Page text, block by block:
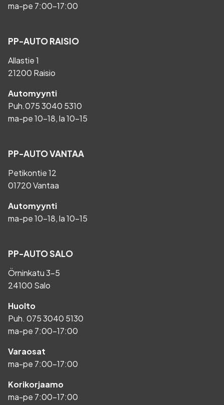
ma-pe 7:00-17:00
PP-AUTO RAISIO
Allastie 1
21200 Raisio
Automyynti
Puh.075 3040 5310
ma-pe 10-18, la 10-15
PP-AUTO VANTAA
Petikontie 12
01720 Vantaa
Automyynti
ma-pe 10-18, la 10-15
PP-AUTO SALO
Örninkatu 3-5
24100 Salo
Huolto
Puh. 075 3040 5130
ma-pe 7:00-17:00
Varaosat
ma-pe 7:00-17:00
Korikorjaamo
ma-pe 7:00-17:00